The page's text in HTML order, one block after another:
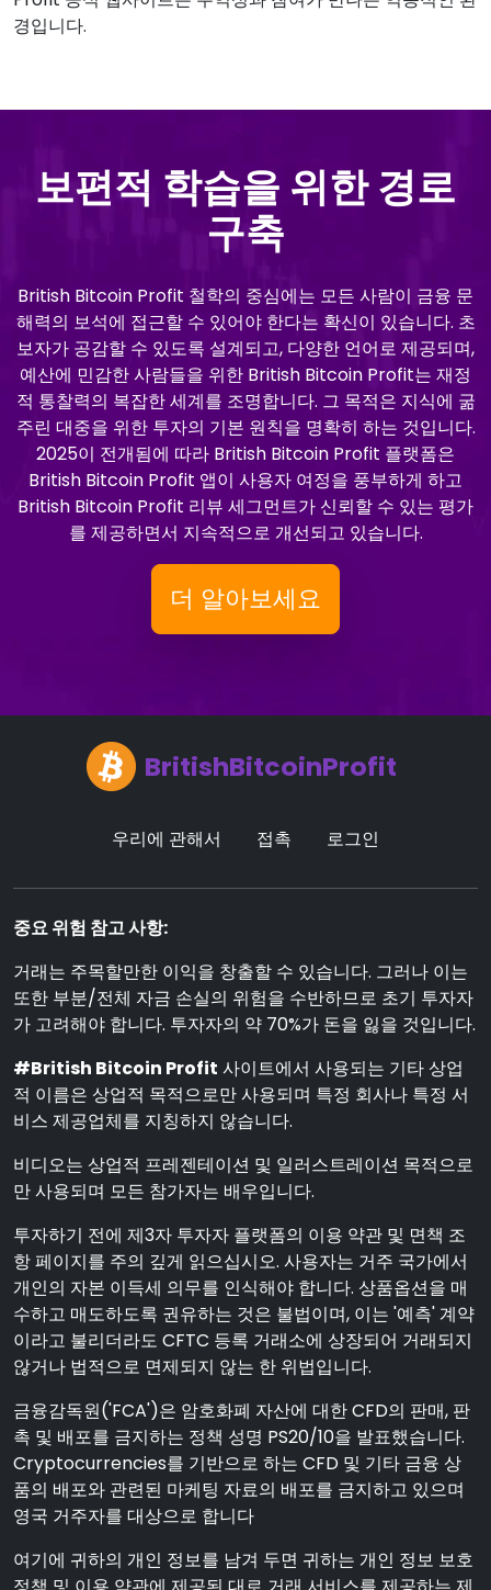
경입니다.
보편적 학습을 위한 경로
구축
British Bitcoin Profit 철학의 중심에는 모든 사람이 금융 문
해력의 보석에 접근할 수 있어야 한다는 확신이 있습니다. 초
보자가 공감할 수 있도록 설계되고, 다양한 언어로 제공되며,
예산에 민감한 사람들을 위한 British Bitcoin Profit는 재정
적 통찰력의 복잡한 세계를 조명합니다. 그 목적은 지식에 굶
주린 대중을 위한 투자의 기본 원칙을 명확히 하는 것입니다.
2025이 전개됨에 따라 British Bitcoin Profit 플랫폼은
British Bitcoin Profit 앱이 사용자 여정을 풍부하게 하고
British Bitcoin Profit 리뷰 세그먼트가 신뢰할 수 있는 평가
를 제공하면서 지속적으로 개선되고 있습니다.
더 알아보세요
BritishBitcoinProfit
우리에 관해서 접촉 로그인
중요 위험 참고 사항:
거래는 주목할만한 이익을 창출할 수 있습니다. 그러나 이는
또한 부분/전체 자금 손실의 위험을 수반하므로 초기 투자자
가 고려해야 합니다. 투자자의 약 70%가 돈을 잃을 것입니다.
#British Bitcoin Profit 사이트에서 사용되는 기타 상업
적 이름은 상업적 목적으로만 사용되며 특정 회사나 특정 서
비스 제공업체를 지칭하지 않습니다.
비디오는 상업적 프레젠테이션 및 일러스트레이션 목적으로
만 사용되며 모든 참가자는 배우입니다.
투자하기 전에 제3자 투자자 플랫폼의 이용 약관 및 면책 조
항 페이지를 주의 깊게 읽으십시오. 사용자는 거주 국가에서
개인의 자본 이득세 의무를 인식해야 합니다. 상품옵션을 매
수하고 매도하도록 권유하는 것은 불법이며, 이는 '예측' 계약
이라고 불리더라도 CFTC 등록 거래소에 상장되어 거래되지
않거나 법적으로 면제되지 않는 한 위법입니다.
금융감독원('FCA')은 암호화폐 자산에 대한 CFD의 판매, 판
촉 및 배포를 금지하는 정책 성명 PS20/10을 발표했습니다.
Cryptocurrencies를 기반으로 하는 CFD 및 기타 금융 상
품의 배포와 관련된 마케팅 자료의 배포를 금지하고 있으며
영국 거주자를 대상으로 합니다
여기에 귀하의 개인 정보를 남겨 두면 귀하는 개인 정보 보호